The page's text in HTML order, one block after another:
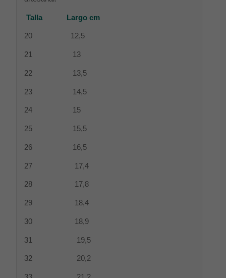
Talla Largo cm
20 12,5
21 13
22 13,5
23 14,5
24 15
25 15,5
26 16,5
27 17,4
28 17,8
29 18,4
30 18,9
31 19,5
32 20,2